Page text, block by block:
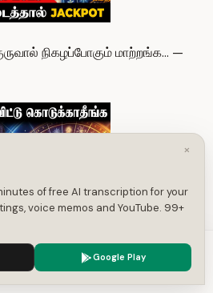
நிகழப்போகும் மாற்றங்க… —
நிதானம் தேவை | Astrologe…
experience.
×
of free AI transcription for your
voice memos and YouTube. 99+
Google Play